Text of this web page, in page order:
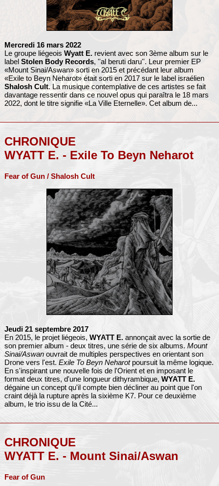
Mercredi 16 mars 2022
Le groupe liégeois Wyatt E.revient avec son 3ème album sur le
label Stolen Body Records, ''al beruti daru''. Leur premier EP
«Mount Sinai/Aswan» sorti en 2015 et précédant leur album
«Exile to Beyn Neharot» était sorti en 2017 sur le label israélien
Shalosh Cult. La musique contemplative de ces artistes se fait
davantage ressentir dans ce nouvel opus qui paraîtra le 18 mars
2022, dont le titre signifie «La Ville Eternelle». Cet album de...
CHRONIQUE
WYATT E. - Exile To Beyn Neharot
Fear of Gun / Shalosh Cult
Jeudi 21 septembre 2017
En 2015, le projet liégeois, WYATT E.annonçait avec la sortie de
son premier album - deux titres, une série de six albums. Mount
Sinai/Aswanouvrait de multiples perspectives en orientant son
Drone vers l'est. Exile To Beyn Neharotpoursuit la même logique.
En s'inspirant une nouvelle fois de l'Orient et en imposant le
format deux titres, d'une longueur dithyrambique, WYATT E.
dégaine un concept qu'il compte bien décliner au point que l'on
craint déjà la rupture après la sixième K7. Pour ce deuxième
album, le trio issu de la Cité...
CHRONIQUE
WYATT E. - Mount Sinai/Aswan
Fear of Gun